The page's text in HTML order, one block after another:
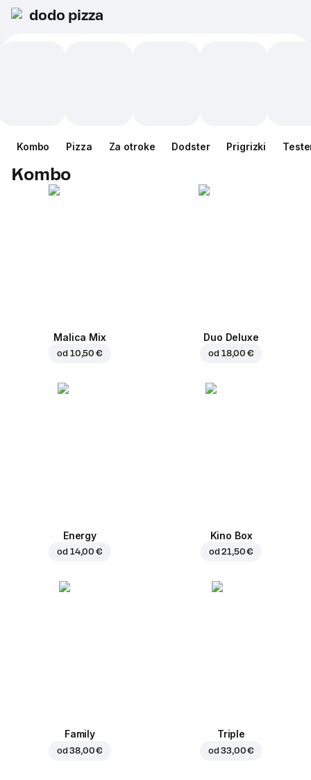
dodo pizza
Kombo Pizza Za otroke Dodster Prigrizki
Kombo
Malica Mix
od 10,50 €
Duo Deluxe
od 18,00 €
Energy
od 14,00 €
Kino Box
od21,50 €
Family
od38,00 €
Triple
od33,00 €